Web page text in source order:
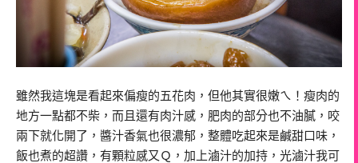
雖然我這塊是看起來偏瘦的五花肉，但他其實很嫩ㄟ！瘦肉的
地方一點都不柴，而且還有肉汁感，肥肉的部分也不油膩，咬
兩下就化開了，醬汁香氣也很濃郁，整體吃起來是鹹甜口味，
飯也煮的超讚，有顆粒感又Ｑ，加上滷汁的加持，光滷汁我可